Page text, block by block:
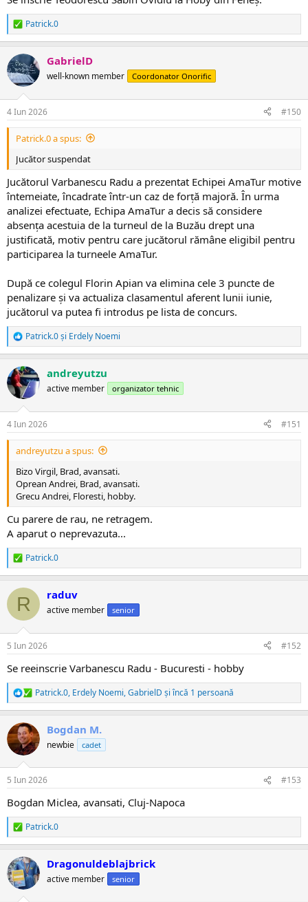
R
e
c
ț
i
Patrick.0
GabrielD
well-known member Coordonator Onorific
4 Iun 2026 #150
Patrick.0 a spus:
Jucător suspendat
Jucătorul Varbanescu Radu a prezentat Echipei AmaTur motive
întemeiate, încadrate într-un caz de forță majoră. În urma
analizei efectuate, Echipa AmaTur a decis să considere
absența acestuia de la turneul de la Buzău drept una
justificată, motiv pentru care jucătorul rămâne eligibil pentru
participarea la turneele AmaTur.
După ce colegul Florin Apian va elimina cele 3 puncte de
penalizare și va actualiza clasamentul aferent lunii iunie,
jucătorul va putea fi introdus pe lista de concurs.
R
e
c
ț
i
Patrick.0și Erdely Noemi
andreyutzu
active member organizator tehnic
4 Iun 2026 #151
andreyutzu a spus:
Bizo Virgil, Brad, avansati.
Oprean Andrei, Brad, avansati.
Grecu Andrei, Floresti, hobby.
Cu parere de rau, ne retragem.
A aparut o neprevazuta...
R
e
c
i
Patrick.0
R raduv
active member senior
5 Iun 2026 #152
Se reeinscrie Varbanescu Radu - Bucuresti - hobby
R
e
c
ț
i
Patrick.0, Erdely Noemi,GabrielD și încă 1 persoană
Bogdan M.
newbie cadet
5 Iun 2026 #153
Bogdan Miclea, avansati, Cluj-Napoca
R
e
c
ț
i
Patrick.0
Dragonuldeblajbrick
active member senior